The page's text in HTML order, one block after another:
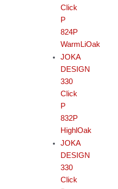
Click
P
824P
WarmLiOak
JOKA
DESIGN
330
Click
P
832P
HighlOak
JOKA
DESIGN
330
Click